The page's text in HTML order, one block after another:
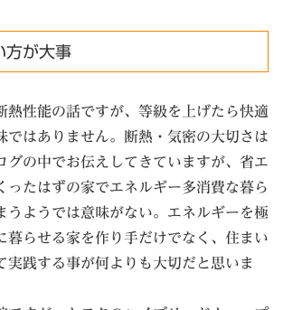
方が大事
熱性能の話ですが、等級を上げたら快適
ではありません。断熱・気密の大切さは
グの中でお伝えしてきていますが、省エ
ったはずの家でエネルギー多消費な暮ら
うようでは意味がない。エネルギーを極
暮らせる家を作り手だけでなく、住まい
実践する事が何よりも大切だと思いま